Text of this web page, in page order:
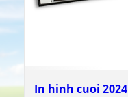
In hinh cuoi 2024